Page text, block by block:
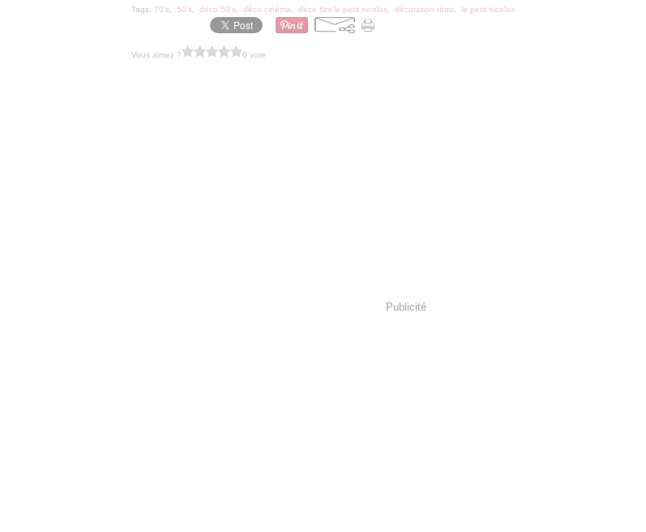
Tags: 70's 50's déco 50's déco cinéma déco film le petit nicolas décoration rétro le petit nicolas
Vous aimez ? 0 vote
Publicité